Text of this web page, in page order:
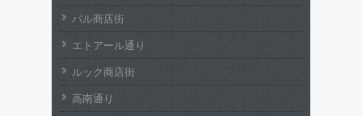
パル商店街
エトアール通り
ルック商店街
高南通り